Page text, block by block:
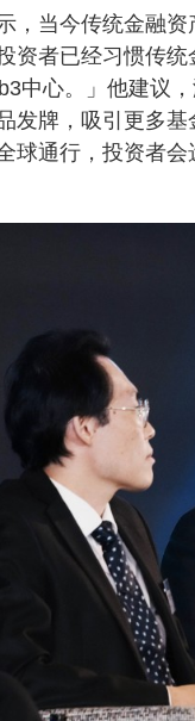
，当今传统金融
资者已经习惯传
中心。」他建议
发牌，吸引更多
球通行，投资者